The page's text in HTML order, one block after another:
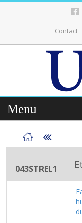
Contact
Menu
043STREL1